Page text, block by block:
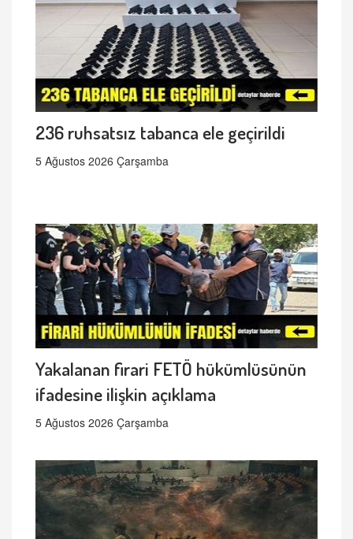
236 ruhsatsız tabanca ele geçirildi
5 Ağustos 2026 Çarşamba
Yakalanan firari FETÖ hükümlüsünün
ifadesine ilişkin açıklama
5 Ağustos 2026 Çarşamba